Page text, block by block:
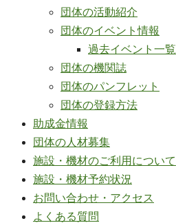
団体の活動紹介
団体のイベント情報
過去イベント一覧
団体の機関誌
団体のパンフレット
団体の登録方法
助成金情報
団体の人材募集
施設・機材のご利用について
施設・機材予約状況
お問い合わせ・アクセス
よくある質問